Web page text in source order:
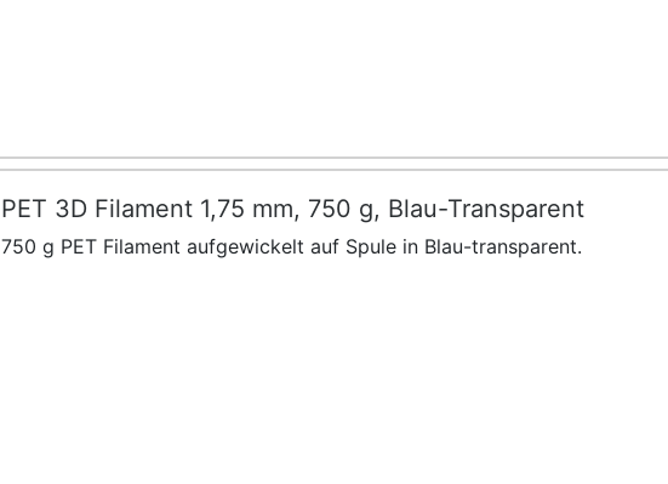
PET 3D Filament 1,75 mm, 750 g, Blau-Transparent
750 g PET Filament aufgewickelt auf Spule in Blau-transparent.